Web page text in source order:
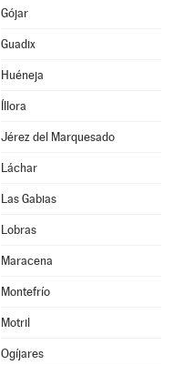
Gójar
Guadix
Huéneja
Íllora
Jérez del Marquesado
Láchar
Las Gabias
Lobras
Maracena
Montefrío
Motril
Ogíjares